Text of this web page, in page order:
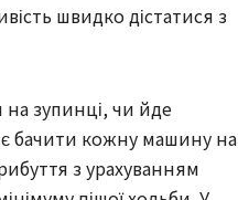
швидко дістатися з
зупинці, чи йде
бачити кожну машину на
з урахуванням